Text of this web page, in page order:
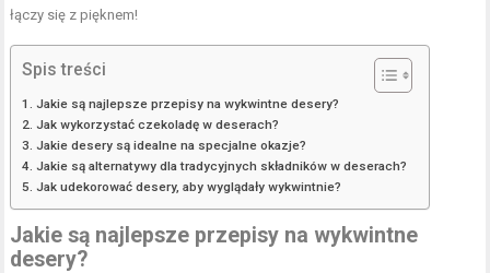
łączy się z pięknem!
Spis treści
Jakie są najlepsze przepisy na wykwintne desery?
Jak wykorzystać czekoladę w deserach?
Jakie desery są idealne na specjalne okazje?
Jakie są alternatywy dla tradycyjnych składników w deserach?
Jak udekorować desery, aby wyglądały wykwintnie?
Jakie są najlepsze przepisy na wykwintne
desery?